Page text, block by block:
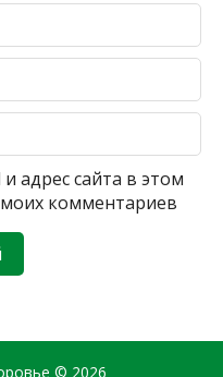
адрес сайта в этом
комментариев
© 2026